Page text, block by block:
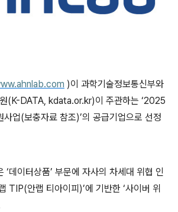
)이 과학기술정보통신부와
(K-DATA, kdata.or.kr)이 주관하는 ‘2025
사업(보충자료 참조)’의 공급기업으로 선정
‘데이터상품’ 부문에 자사의 차세대 위협 인
TIP(안랩 티아이피 )’에 기반한 ‘사이버 위